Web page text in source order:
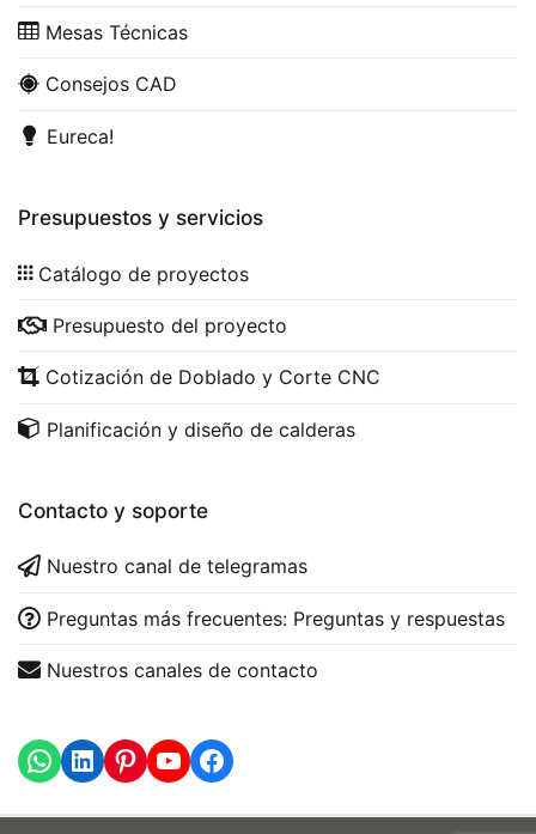
Mesas Técnicas
Consejos CAD
Eureca!
Presupuestos y servicios
Catálogo de proyectos
Presupuesto del proyecto
Cotización de Doblado y Corte CNC
Planificación y diseño de calderas
Contacto y soporte
Nuestro canal de telegramas
Preguntas más frecuentes: Preguntas y respuestas
Nuestros canales de contacto
WhatsApp
LinkedInhttps://